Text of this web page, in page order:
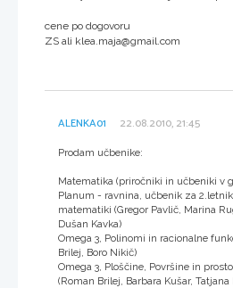
cene po dogovoru
ZS ali klea.maja@gmail.com
ALENKA01 22.08.2010, 21:45
Prodam učbenike:
Matematika (priročniki in učbeniki v
Planum - ravnina, učbenik za
matematiki (Gregor Pavlič, Marina
Dušan Kavka)
Omega 3, Polinomi in racionalne
Brilej, Boro Nikič)
Omega 3, Ploščine, Površine in
(Roman Brilej, Barbara Kušar,